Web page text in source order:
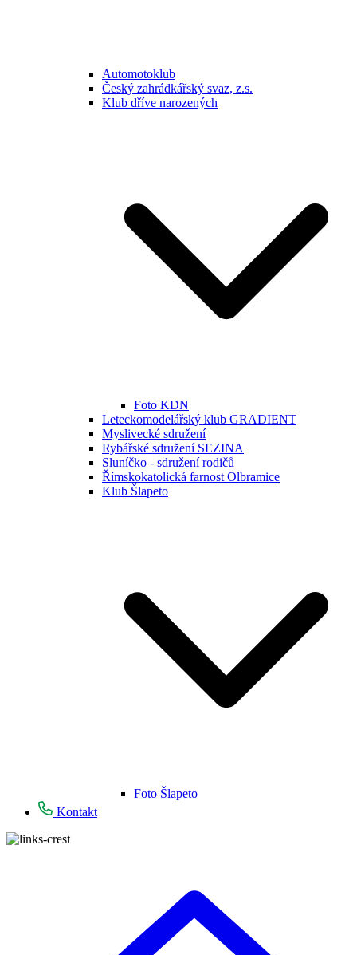
Automotoklub
Český zahrádkářský svaz, z.s.
Klub dříve narozených
Foto KDN
Leteckomodelářský klub GRADIENT
Myslivecké sdružení
Rybářské sdružení SEZINA
Sluníčko - sdružení rodičů
Římskokatolická farnost Olbramice
Klub Šlapeto
Foto Šlapeto
Kontakt